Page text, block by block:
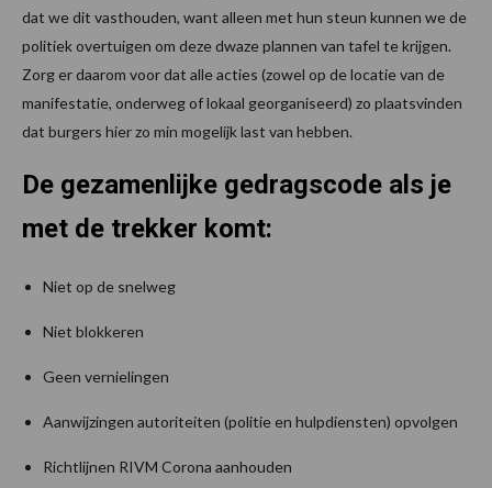
dat we dit vasthouden, want alleen met hun steun kunnen we de
politiek overtuigen om deze dwaze plannen van tafel te krijgen.
Zorg er daarom voor dat alle acties (zowel op de locatie van de
manifestatie, onderweg of lokaal georganiseerd) zo plaatsvinden
dat burgers hier zo min mogelijk last van hebben.
De gezamenlijke gedragscode als je
met de trekker komt:
Niet op de snelweg
Niet blokkeren
Geen vernielingen
Aanwijzingen autoriteiten (politie en hulpdiensten) opvolgen
Richtlijnen RIVM Corona aanhouden